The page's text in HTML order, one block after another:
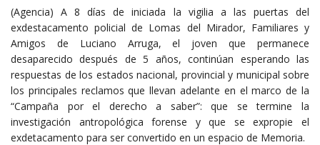
(Agencia) A 8 días de iniciada la vigilia a las puertas del
exdestacamento policial de Lomas del Mirador, Familiares y
Amigos de Luciano Arruga, el joven que permanece
desaparecido después de 5 años, continúan esperando las
respuestas de los estados nacional, provincial y municipal sobre
los principales reclamos que llevan adelante en el marco de la
“Campaña por el derecho a saber”: que se termine la
investigación antropológica forense y que se expropie el
exdetacamento para ser convertido en un espacio de Memoria.